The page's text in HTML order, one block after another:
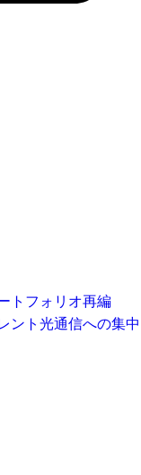
トフォリオ再編
ント光通信への集中